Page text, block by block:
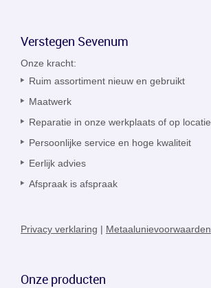
Verstegen Sevenum
Onze kracht:
Ruim assortiment nieuw en gebruikt
Maatwerk
Reparatie in onze werkplaats of op locatie
Persoonlijke service en hoge kwaliteit
Eerlijk advies
Afspraak is afspraak
Privacy verklaring | Metaalunievoorwaarden
Onze producten